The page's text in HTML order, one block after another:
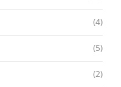
(4)
(5)
(2)